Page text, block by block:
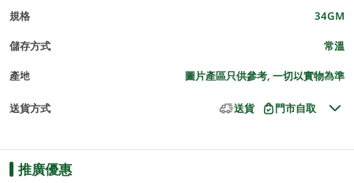
規格 34GM
儲存方式 常溫
產地 圖片產區只供參考, 一切以實物為準
送貨方式 送貨 門市自取
推廣優惠